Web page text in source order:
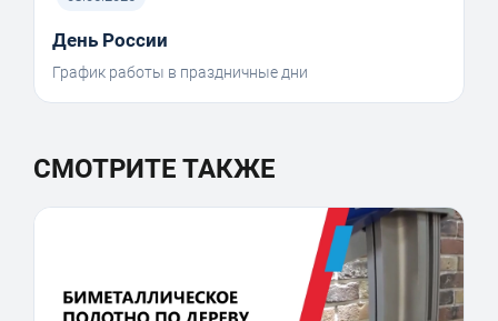
День России
График работы в праздничные дни
СМОТРИТЕ ТАКЖЕ